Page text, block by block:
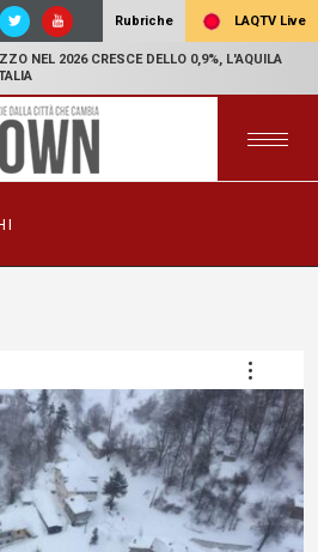
Rubriche LAQTV Live
NEL 2026 CRESCE DELLO 0,9%, L'AQUILA